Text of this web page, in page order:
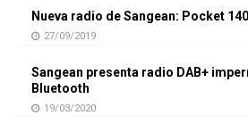
Nueva radio de Sangean: Pocket 140
27/09/2019
Sangean presenta radio DAB+
Bluetooth
19/03/2020